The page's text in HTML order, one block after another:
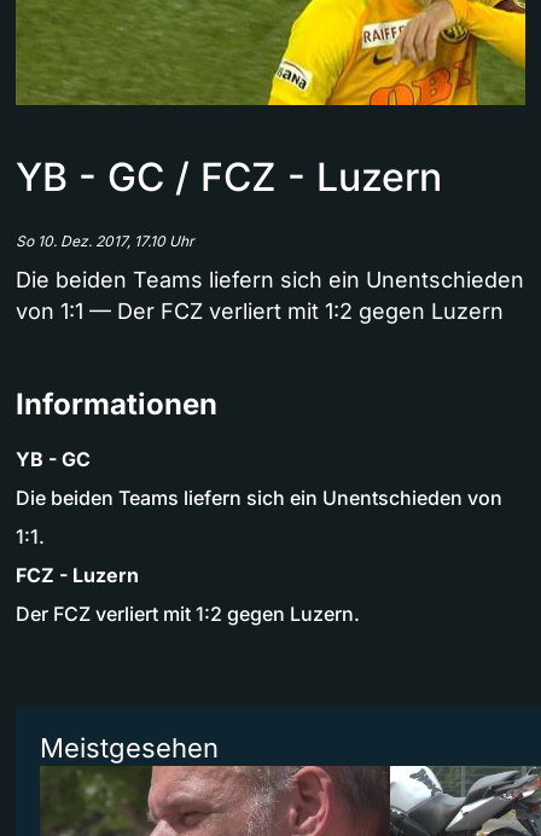
YB - GC / FCZ - Luzern
So 10. Dez. 2017, 17.10 Uhr
Die beiden Teams liefern sich ein Unentschieden
von 1:1 — Der FCZ verliert mit 1:2 gegen Luzern
Informationen
YB - GC
Die beiden Teams liefern sich ein Unentschieden von
1:1.
FCZ - Luzern
Der FCZ verliert mit 1:2 gegen Luzern.
Meistgesehen